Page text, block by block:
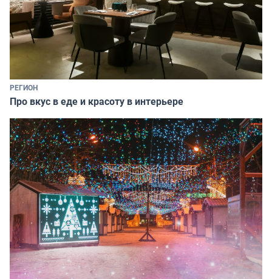
РЕГИОН
Про вкус в еде и красоту в интерьере